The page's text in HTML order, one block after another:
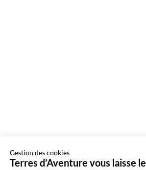
Gestion des cookies
Terres d’Aventure vous laisse le